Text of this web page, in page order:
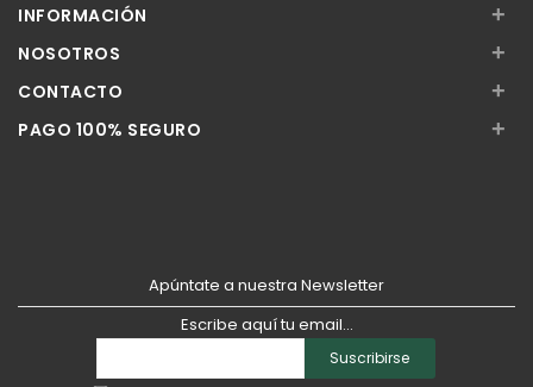
INFORMACIÓN +
NOSOTROS +
CONTACTO +
PAGO 100% SEGURO +
Apúntate a nuestra Newsletter
Escribe aquí tu email...
Suscribirse